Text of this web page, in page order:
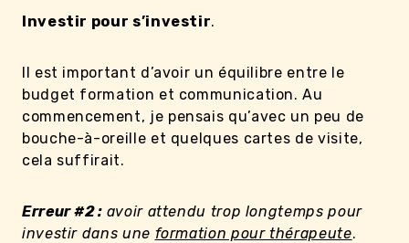
Investir pour s’investir.
Il est important d’avoir un équilibre entre le
budget formation et communication. Au
commencement, je pensais qu’avec un peu de
bouche-à-oreille et quelques cartes de visite,
cela suffirait.
Erreur #2 : avoir attendu trop longtemps pour
investir dans une formation pour thérapeute.